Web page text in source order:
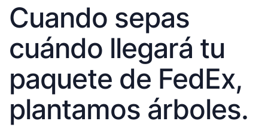
Cuando sepas
cuándo llegará tu
paquete de FedEx,
plantamos árboles.